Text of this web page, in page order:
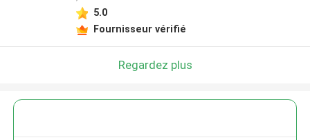
5.0
Fournisseur vérifié
Regardez plus